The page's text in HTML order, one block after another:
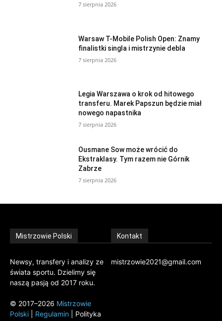
7 sierpnia 2026
Warsaw T-Mobile Polish Open: Znamy
finalistki singla i mistrzynie debla
7 sierpnia 2026
Legia Warszawa o krok od hitowego
transferu. Marek Papszun będzie miał
nowego napastnika
7 sierpnia 2026
Ousmane Sow może wrócić do
Ekstraklasy. Tym razem nie Górnik
Zabrze
7 sierpnia 2026
Mistrzowie Polski
Newsy, transfery i analizy ze
świata sportu. Dzielimy się
naszą pasją od 2017 roku.
© 2017–2026 Mistrzowie
Polski
Regulamin | Polityka
Kontakt
mistrzowie2021@gmail.com